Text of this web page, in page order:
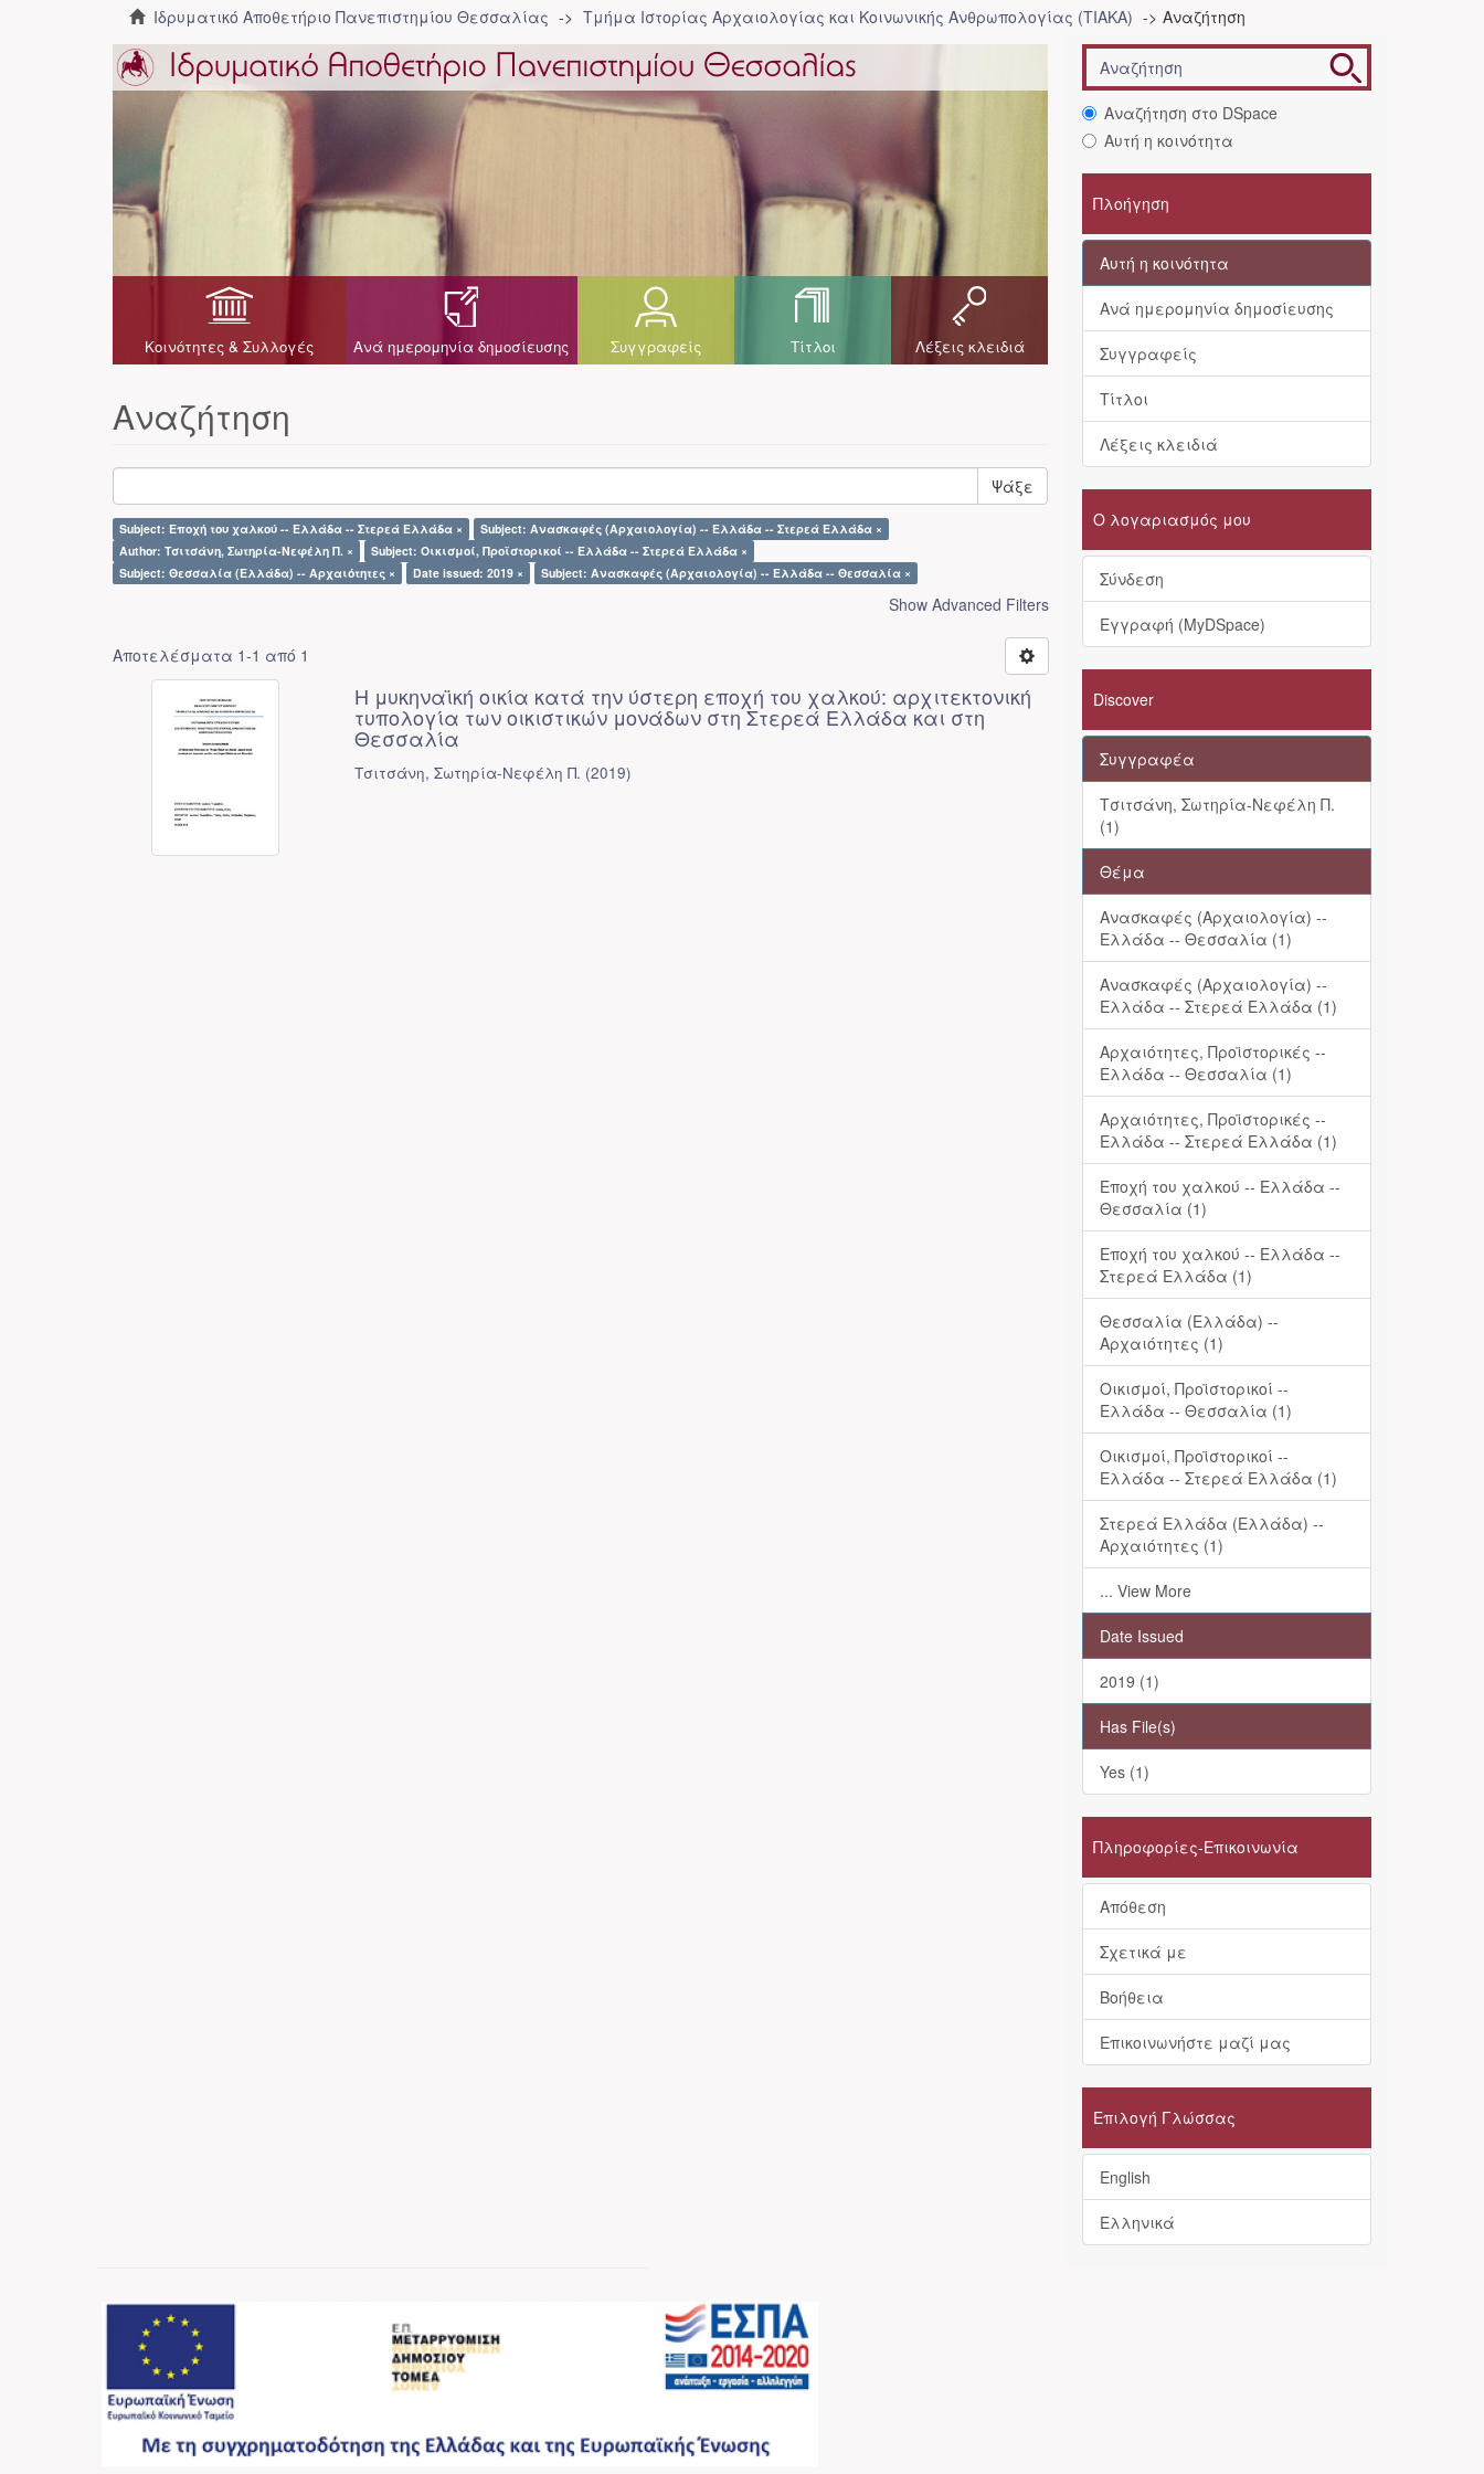
Ιδρυματικό Αποθετήριο Πανεπιστημίου Θεσσαλίας Τμήμα Ιστορίας Αρχαιολογίας και Κοινωνικής Ανθρωπολογίας (ΤΙΑΚΑ) Αναζήτηση
Κοινότητες & Συλλογές Ανά ημερομηνία δημοσίευσης Συγγραφείς Τίτλοι Λέξεις κλειδιά
Αναζήτηση
Ψάξε
Subject: Εποχή του χαλκού -- Ελλάδα -- Στερεά Ελλάδα ×
Subject: Ανασκαφές (Αρχαιολογία) -- Ελλάδα -- Στερεά Ελλάδα ×
Author: Τσιτσάνη, Σωτηρία-Νεφέλη Π. ×
Subject: Οικισμοί, Προϊστορικοί -- Ελλάδα -- Στερεά Ελλάδα ×
Subject: Θεσσαλία (Ελλάδα) -- Αρχαιότητες ×
Date issued: 2019 × Subject: Ανασκαφές (Αρχαιολογία) -- Ελλάδα -- Θεσσαλία ×
Show Advanced Filters
Αποτελέσματα 1-1 από 1
Η μυκηναϊκή οικία κατά την ύστερη εποχή του χαλκού: αρχιτεκτονική
τυπολογία των οικιστικών μονάδων στη Στερεά Ελλάδα και στη
Θεσσαλία
Τσιτσάνη, Σωτηρία-Νεφέλη Π. (2019)
Αναζήτηση στο DSpace
Αυτή η κοινότητα
Πλοήγηση
Αυτή η κοινότητα
Ανά ημερομηνία δημοσίευσης
Συγγραφείς
Τίτλοι
Λέξεις κλειδιά
Ο λογαριασμός μου
Σύνδεση
Εγγραφή (MyDSpace)
Discover
Συγγραφέα
Τσιτσάνη, Σωτηρία-Νεφέλη Π.
(1)
Θέμα
Ανασκαφές (Αρχαιολογία) --
Ελλάδα -- Θεσσαλία (1)
Ανασκαφές (Αρχαιολογία) --
Ελλάδα -- Στερεά Ελλάδα (1)
Αρχαιότητες, Προϊστορικές --
Ελλάδα -- Θεσσαλία (1)
Αρχαιότητες, Προϊστορικές --
Ελλάδα -- Στερεά Ελλάδα (1)
Εποχή του χαλκού -- Ελλάδα --
Θεσσαλία (1)
Εποχή του χαλκού -- Ελλάδα --
Στερεά Ελλάδα (1)
Θεσσαλία (Ελλάδα) --
Αρχαιότητες (1)
Οικισμοί, Προϊστορικοί --
Ελλάδα -- Θεσσαλία (1)
Οικισμοί, Προϊστορικοί --
Ελλάδα -- Στερεά Ελλάδα (1)
Στερεά Ελλάδα (Ελλάδα) --
Αρχαιότητες (1)
... View More
Date Issued
2019 (1)
Has File(s)
Yes (1)
Πληροφορίες-Επικοινωνία
Απόθεση
Σχετικά με
Βοήθεια
Επικοινωνήστε μαζί μας
Επιλογή Γλώσσας
English
Ελληνικά